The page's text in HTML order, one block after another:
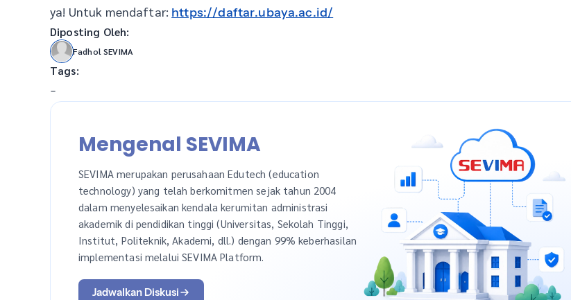
ya! Untuk mendaftar: https://daftar.ubaya.ac.id/
Diposting Oleh:
Fadhol SEVIMA
Tags:
-
Mengenal SEVIMA
SEVIMA merupakan perusahaan Edutech (education
technology) yang telah berkomitmen sejak tahun 2004
dalam menyelesaikan kendala kerumitan administrasi
akademik di pendidikan tinggi (Universitas, Sekolah Tinggi,
Institut, Politeknik, Akademi, dll.) dengan 99% keberhasilan
implementasi melalui SEVIMA Platform.
Jadwalkan Diskusi